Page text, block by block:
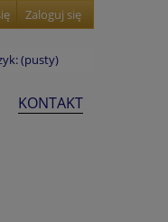
Zaloguj się
(pusty)
KONTAKT